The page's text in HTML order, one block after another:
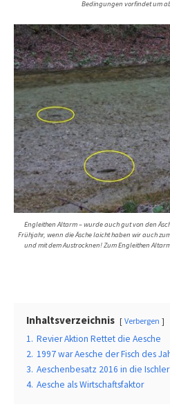
Bedingungen vorfindet um
Engleithen Altarm – wurde auch gut von den
Frühjahr, wenn die Äsche laicht haben wir auch
und mit dem Austrocknen! Zum Engleithen
Inhaltsverzeichnis Verbergen
1. Revier Aktion Rettet die Aesche
2. 1997 war Aesche der Fisch des
3. Aeschenbesatz 2016 in die Ischler
4. Aesche als Wirtschaftsfaktor